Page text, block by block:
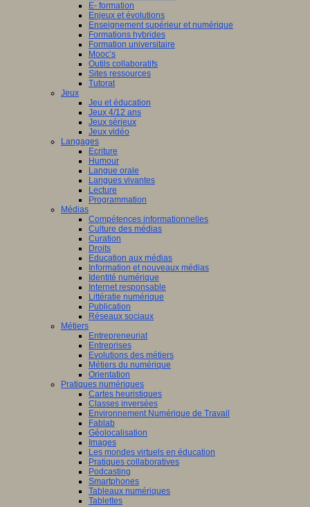
E- formation
Enjeux et évolutions
Enseignement supérieur et numérique
Formations hybrides
Formation universitaire
Mooc’s
Outils collaboratifs
Sites ressources
Tutorat
Jeux
Jeu et éducation
Jeux 4/12 ans
Jeux sérieux
Jeux vidéo
Langages
Ecriture
Humour
Langue orale
Langues vivantes
Lecture
Programmation
Médias
Compétences informationnelles
Culture des médias
Curation
Droits
Education aux médias
Information et nouveaux médias
Identité numérique
Internet responsable
Littératie numérique
Publication
Réseaux sociaux
Métiers
Entrepreneuriat
Entreprises
Evolutions des métiers
Métiers du numérique
Orientation
Pratiques numériques
Cartes heuristiques
Classes inversées
Environnement Numérique de Travail
Fablab
Géolocalisation
Images
Les mondes virtuels en éducation
Pratiques collaboratives
Podcasting
Smartphones
Tableaux numériques
Tablettes